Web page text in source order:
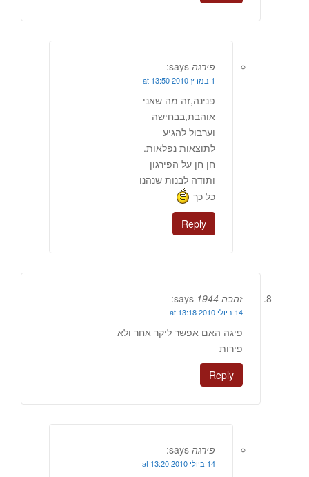
פירגה says:
1 במרץ 2010 at 13:50
פנינה,זה מה שאני
אוהבת,בבחישה
וערבול להגיע
לתוצאות נפלאות.
חן חן על הפירגון
ותודה לבנות שנהנו
כל כך
Reply
זהבה 1944 says:
14 ביולי 2010 at 13:18
פיגה האם אפשר ליקר אחר ולא
פירות
Reply
פירגה says:
14 ביולי 2010 at 13:20